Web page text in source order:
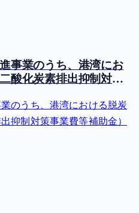
事業のうち、港湾にお
酸化炭素排出抑制対策
のうち、港湾における脱炭
抑制対策事業費等補助金）